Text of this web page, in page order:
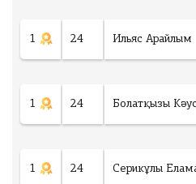
1 24 Ильяс Арайлым
1 24 Болатқызы
1 24 Серикұлы